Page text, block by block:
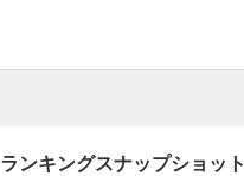
ランキングスナップショット